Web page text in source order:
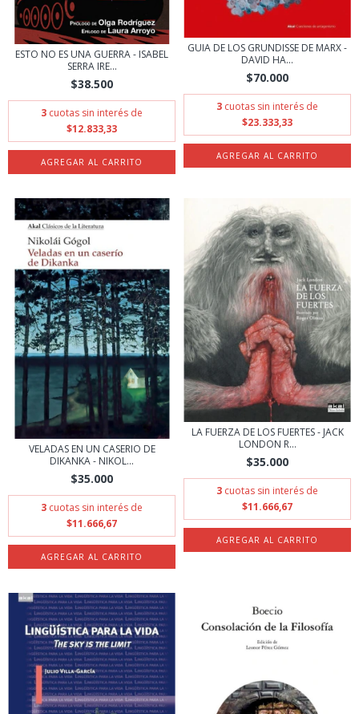
ESTO NO ES UNA GUERRA - ISABEL
SERRA IRE...
$38.500
3 cuotas sin interés de
$12.833,33
GUIA DE LOS GRUNDISSE DE MARX -
DAVID HA...
$70.000
3 cuotas sin interés de
$23.333,33
VELADAS EN UN CASERIO DE
DIKANKA - NIKOL...
$35.000
3 cuotas sin interés de
$11.666,67
LA FUERZA DE LOS FUERTES - JACK
LONDON R...
$35.000
3 cuotas sin interés de
$11.666,67